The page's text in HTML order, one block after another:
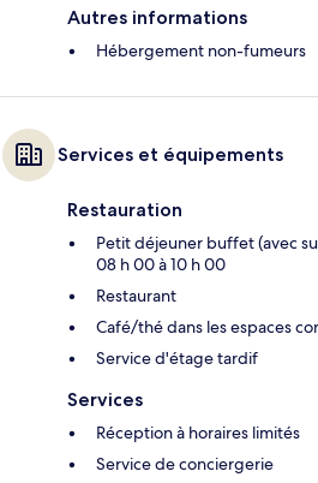
Autres informations
Hébergement non-fumeurs
Services et équipements
Restauration
Petit déjeuner buffet (avec
08 h 00 à 10 h 00
Restaurant
Café/thé dans les espaces
Service d'étage tardif
Services
Réception à horaires limités
Service de conciergerie